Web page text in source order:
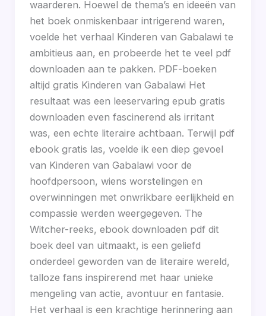
waarderen. Hoewel de thema’s en ideeën van
het boek onmiskenbaar intrigerend waren,
voelde het verhaal Kinderen van Gabalawi te
ambitieus aan, en probeerde het te veel pdf
downloaden aan te pakken. PDF-boeken
altijd gratis Kinderen van Gabalawi Het
resultaat was een leeservaring epub gratis
downloaden even fascinerend als irritant
was, een echte literaire achtbaan. Terwijl pdf
ebook gratis las, voelde ik een diep gevoel
van Kinderen van Gabalawi voor de
hoofdpersoon, wiens worstelingen en
overwinningen met onwrikbare eerlijkheid en
compassie werden weergegeven. The
Witcher-reeks, ebook downloaden pdf dit
boek deel van uitmaakt, is een geliefd
onderdeel geworden van de literaire wereld,
talloze fans inspirerend met haar unieke
mengeling van actie, avontuur en fantasie.
Het verhaal is een krachtige herinnering aan